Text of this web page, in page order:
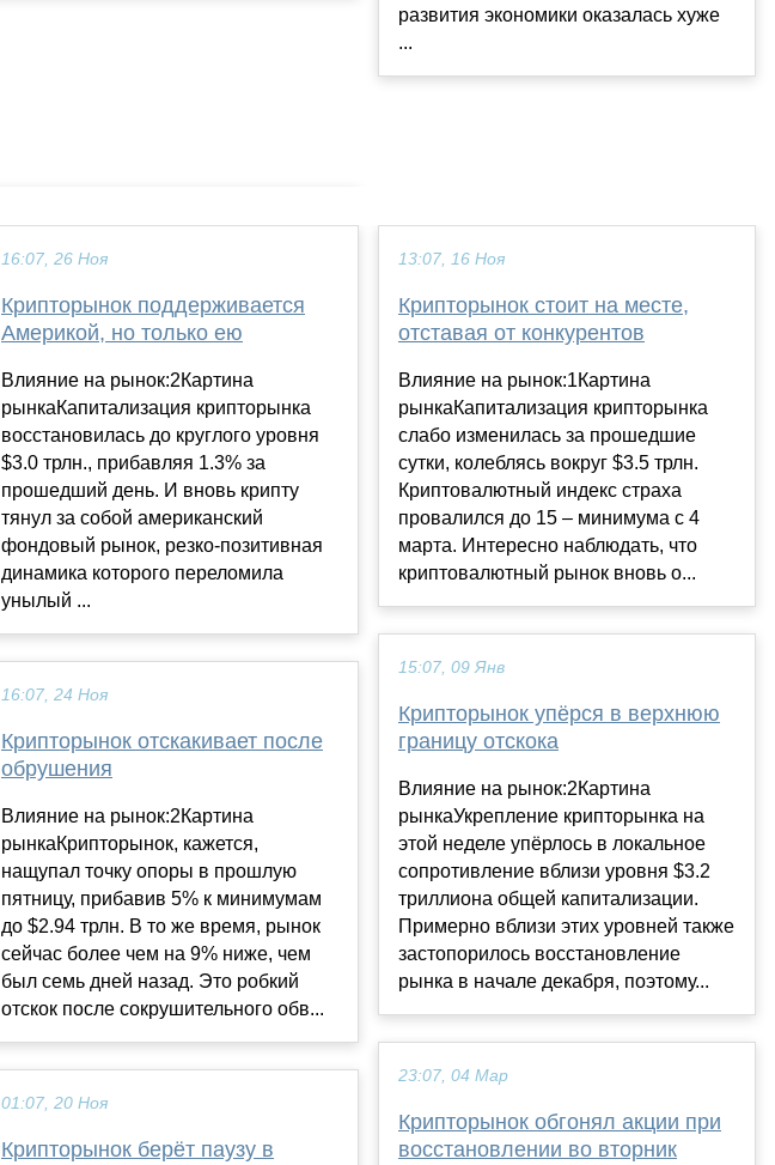
развития экономики оказалась хуже
...
16:07, 26 Ноя
Крипторынок поддерживается
Америкой, но только ею
Влияние на рынок:2Картина
рынкаКапитализация крипторынка
восстановилась до круглого уровня
$3.0 трлн., прибавляя 1.3% за
прошедший день. И вновь крипту
тянул за собой американский
фондовый рынок, резко-позитивная
динамика которого переломила
унылый ...
16:07, 24 Ноя
Крипторынок отскакивает после
обрушения
Влияние на рынок:2Картина
рынкаКрипторынок, кажется,
нащупал точку опоры в прошлую
пятницу, прибавив 5% к минимумам
до $2.94 трлн. В то же время, рынок
сейчас более чем на 9% ниже, чем
был семь дней назад. Это робкий
отскок после сокрушительного обв...
01:07, 20 Ноя
Крипторынок берёт паузу в
13:07, 16 Ноя
Крипторынок стоит на месте,
отставая от конкурентов
Влияние на рынок:1Картина
рынкаКапитализация крипторынка
слабо изменилась за прошедшие
сутки, колеблясь вокруг $3.5 трлн.
Криптовалютный индекс страха
провалился до 15 – минимума с 4
марта. Интересно наблюдать, что
криптовалютный рынок вновь о...
15:07, 09 Янв
Крипторынок упёрся в верхнюю
границу отскока
Влияние на рынок:2Картина
рынкаУкрепление крипторынка на
этой неделе упёрлось в локальное
сопротивление вблизи уровня $3.2
триллиона общей капитализации.
Примерно вблизи этих уровней также
застопорилось восстановление
рынка в начале декабря, поэтому...
23:07, 04 Мар
Крипторынок обгонял акции при
восстановлении во вторник